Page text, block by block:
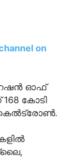
on
ഓഫ്
കോടി